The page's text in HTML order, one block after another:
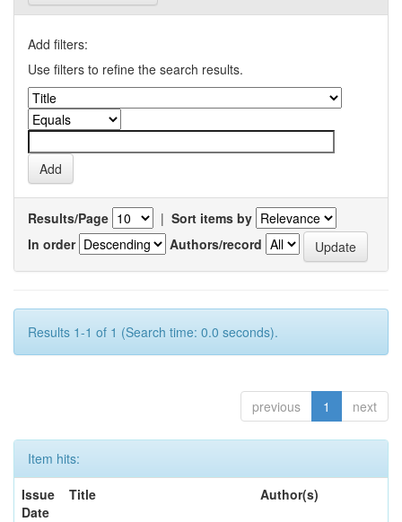
Add filters:
Use filters to refine the search results.
Results/Page | Sort items by
In order
Authors/record
Results 1-1 of 1 (Search time: 0.0 seconds).
previous 1 next
Item hits:
Issue
Date
Title Author(s)